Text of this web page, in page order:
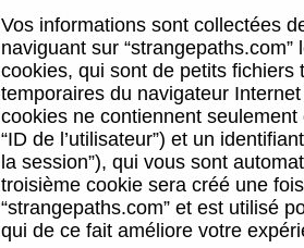
Vos informations sont collectées
naviguant sur
cookies, qui sont de petits
temporaires du navigateur
cookies ne contiennent
“ID de l’utilisateur”) et un
la session”), qui vous sont
troisième cookie sera créé une
“strangepaths.com” et est utilisé
qui de ce fait améliore votre